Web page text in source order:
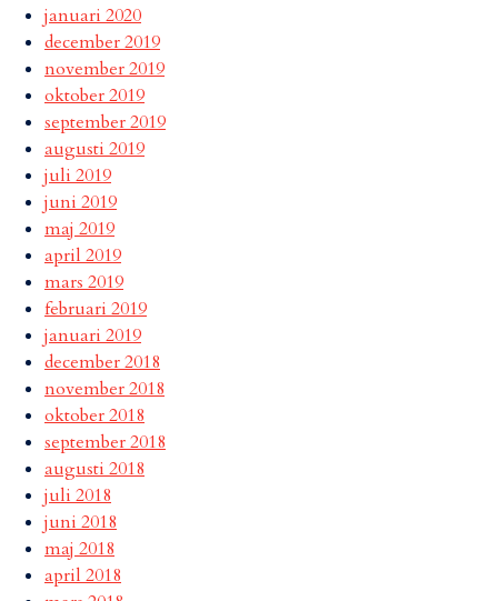
januari 2020
december 2019
november 2019
oktober 2019
september 2019
augusti 2019
juli 2019
juni 2019
maj 2019
april 2019
mars 2019
februari 2019
januari 2019
december 2018
november 2018
oktober 2018
september 2018
augusti 2018
juli 2018
juni 2018
maj 2018
april 2018